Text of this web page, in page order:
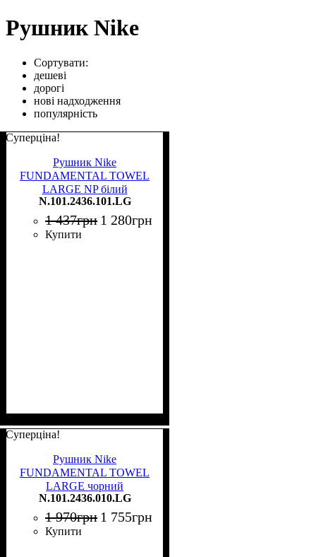
Рушник Nike
Сортувати:
дешеві
дорогі
нові надходження
популярність
Суперціна!
Рушник Nike
FUNDAMENTAL TOWEL
LARGE NP білий
N.101.2436.101.LG
N.101.2436.101.LG
1 437грн 1 280грн
Купити
Суперціна!
Рушник Nike
FUNDAMENTAL TOWEL
LARGE чорний
N.101.2436.010.LG
N.101.2436.010.LG
1 970грн 1 755грн
Купити